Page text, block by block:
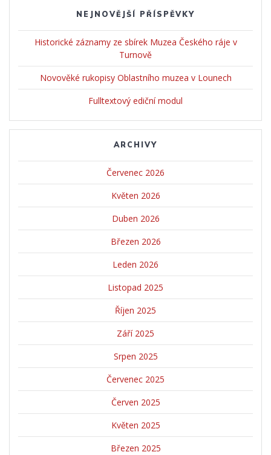
NEJNOVĚJŠÍ PŘÍSPĚVKY
Historické záznamy ze sbírek Muzea Českého ráje v
Turnově
Novověké rukopisy Oblastního muzea v Lounech
Fulltextový ediční modul
ARCHIVY
Červenec 2026
Květen 2026
Duben 2026
Březen 2026
Leden 2026
Listopad 2025
Říjen 2025
Září 2025
Srpen 2025
Červenec 2025
Červen 2025
Květen 2025
Březen 2025